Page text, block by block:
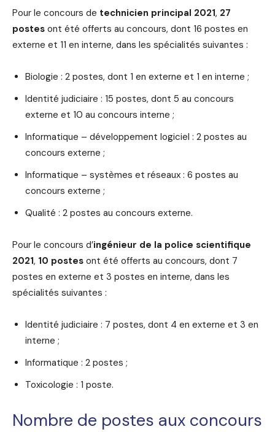
Pour le concours de technicien principal 2021, 27
postes ont été offerts au concours, dont 16 postes en
externe et 11 en interne, dans les spécialités suivantes :
Biologie : 2 postes, dont 1 en externe et 1 en interne ;
Identité judiciaire : 15 postes, dont 5 au concours
externe et 10 au concours interne ;
Informatique – développement logiciel : 2 postes au
concours externe ;
Informatique – systèmes et réseaux : 6 postes au
concours externe ;
Qualité : 2 postes au concours externe.
Pour le concours d’ingénieur de la police scientifique
2021, 10 postes ont été offerts au concours, dont 7
postes en externe et 3 postes en interne, dans les
spécialités suivantes :
Identité judiciaire : 7 postes, dont 4 en externe et 3 en
interne ;
Informatique : 2 postes ;
Toxicologie : 1 poste.
Nombre de postes aux concours